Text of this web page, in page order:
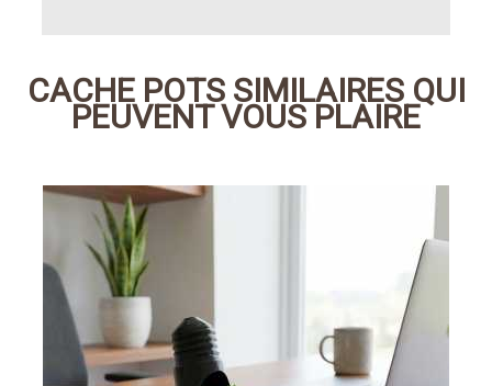
CACHE POTS SIMILAIRES QUI
PEUVENT VOUS PLAIRE